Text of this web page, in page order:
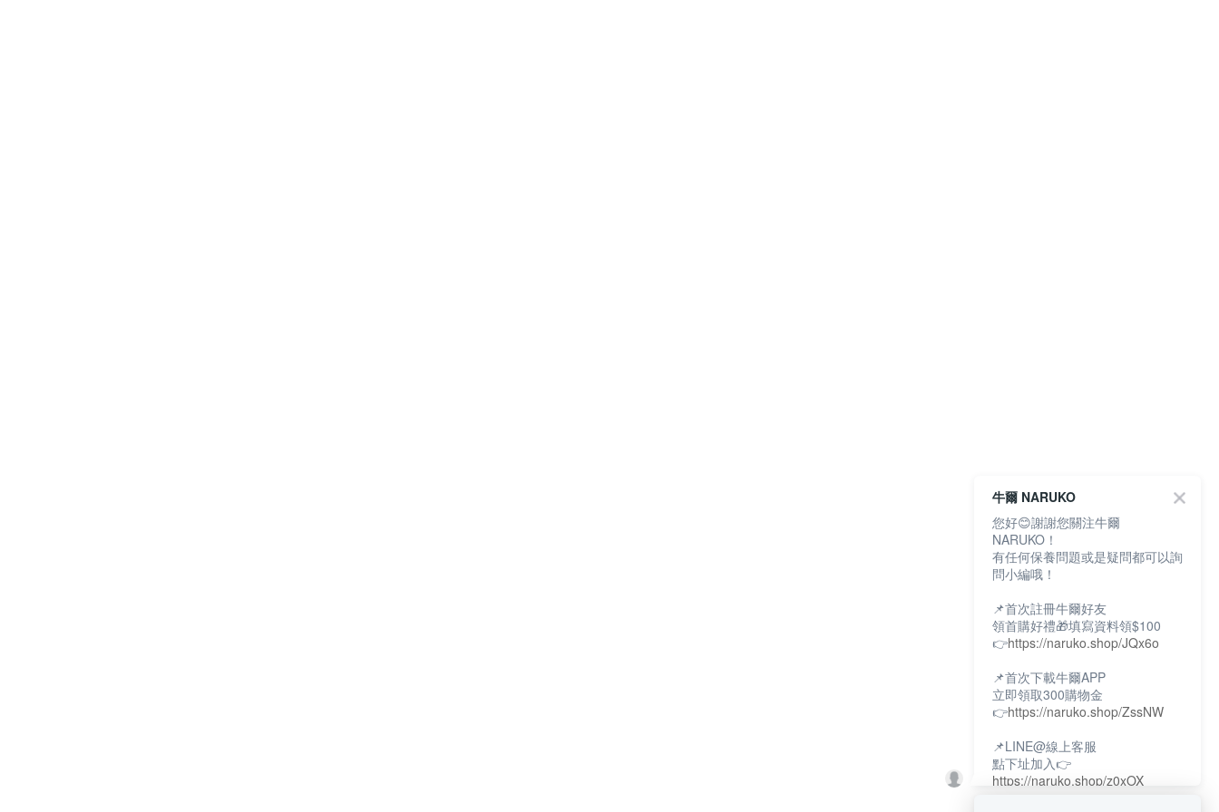
牛爾 NARUKO
您好😊謝謝您關注牛爾
NARUKO！
有任何保養問題或是疑問都可以詢
問小編哦！
📌首次註冊牛爾好友
領首購好禮🎁填寫資料領$100
👉https://naruko.shop/JQx6o
📌首次下載牛爾APP
立即領取300購物金
👉https://naruko.shop/ZssNW
📌LINE@線上客服
點下址加入👉
https://naruko.shop/z0xOX